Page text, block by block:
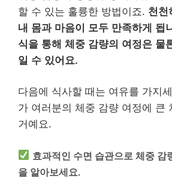
할 수 있는 훌륭한 방법이죠. 천천
내 몸과 마음이 모두 만족하게 됩
식을 통해 체중 감량의 여정은 물
일 수 있어요.
다음에 식사할 때는 여유를 가지
가 여러분의 체중 감량 여정에 큰
거예요.
효과적인 수면 습관으로 체중 감
을 알아보세요.